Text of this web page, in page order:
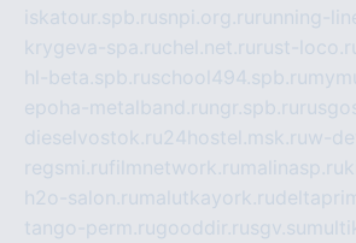
iskatour.spb.rusnpi.org.ru running-
krygeva-spa.ruchel.net.ru rust-
hl-beta.spb.ruschool494.spb.ru
epoha-metalband.ru ngr.spb.ru
dieselvostok.ru24hostel.msk.ruw-
regsmi.rufilmnetwork.ru malinasp.ru
h2o-salon.ru malutkayork.ru
tango-perm.rugooddir.rusgv.su